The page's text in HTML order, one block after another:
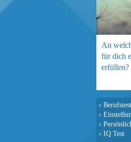
An
für dich
erfüllen?
› Berufstest
›
›
› IQ Test